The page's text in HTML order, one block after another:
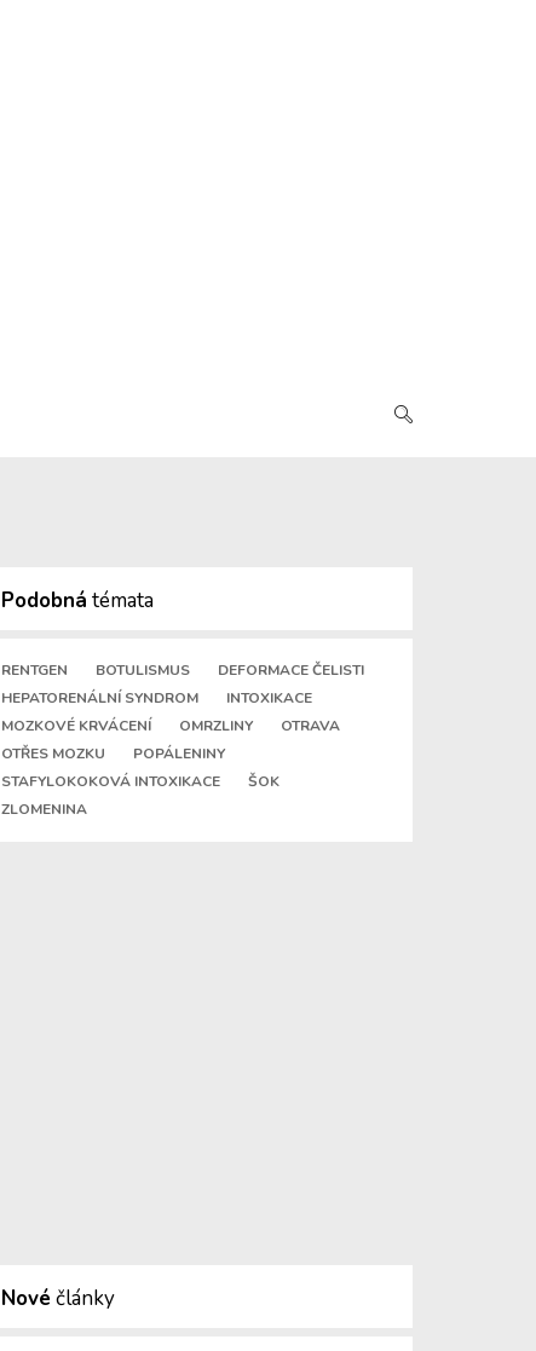
Podobná témata
RENTGEN BOTULISMUS
DEFORMACE ČELISTI
HEPATORENÁLNÍ SYNDROM
INTOXIKACE
MOZKOVÉ KRVÁCENÍ
OMRZLINY
OTRAVA
OTŘES MOZKU
POPÁLENINY
STAFYLOKOKOVÁ INTOXIKACE
ŠOK
ZLOMENINA
Nové články